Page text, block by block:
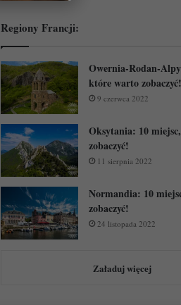
Regiony Francji:
Owernia-Rodan-
które warto zobaczyć!
9 czerwca 2022
Oksytania: 10
zobaczyć!
11 sierpnia 2022
Normandia: 10
zobaczyć!
24 listopada 2022
Załaduj więcej